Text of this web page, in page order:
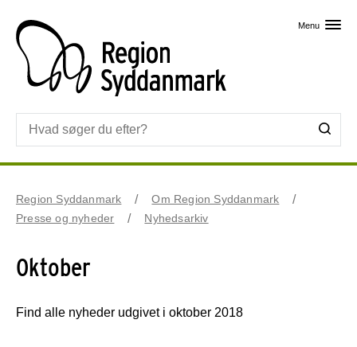
Menu
Region Syddanmark
Om Region Syddanmark
Presse og nyheder
Nyhedsarkiv
Oktober
Find alle nyheder udgivet i oktober 2018